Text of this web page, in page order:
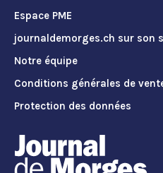
Espace PME
journaldemorges.ch sur son
Notre équipe
Conditions générales de
Protection des données